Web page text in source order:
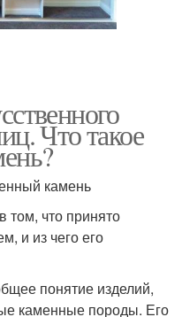
Что такое
камень
том, что принято
и из чего его
понятие изделий,
каменные породы. Его